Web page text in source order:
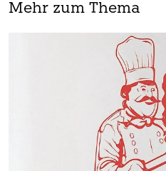
Mehr zum Thema